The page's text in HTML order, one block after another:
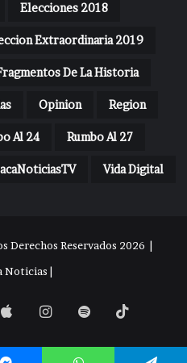
Elecciones 2018
Extraordinaria 2019
De La Historia
Opinion Region
Al 24 Rumbo Al 27
Vida Digital
Derechos Reservados 2026 |
Noticias |
AppleInstagram
Spotify